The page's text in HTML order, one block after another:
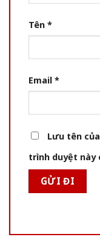
Tên *
Email *
Lưu tên
trình duyệt này